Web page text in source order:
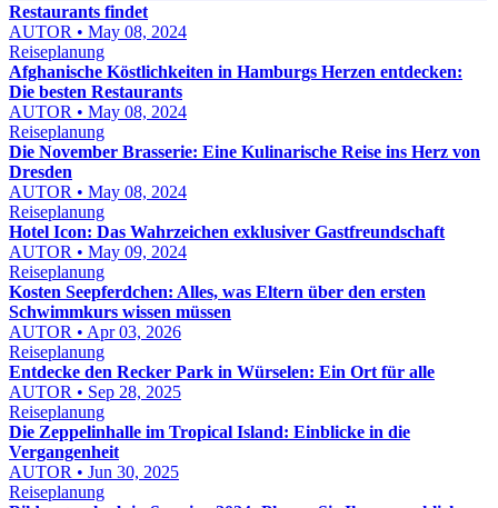
Restaurants findet
AUTOR • May 08, 2024
Reiseplanung
Afghanische Köstlichkeiten in Hamburgs Herzen entdecken:
Die besten Restaurants
AUTOR • May 08, 2024
Reiseplanung
Die November Brasserie: Eine Kulinarische Reise ins Herz von
Dresden
AUTOR • May 08, 2024
Reiseplanung
Hotel Icon: Das Wahrzeichen exklusiver Gastfreundschaft
AUTOR • May 09, 2024
Reiseplanung
Kosten Seepferdchen: Alles, was Eltern über den ersten
Schwimmkurs wissen müssen
AUTOR • Apr 03, 2026
Reiseplanung
Entdecke den Recker Park in Würselen: Ein Ort für alle
AUTOR • Sep 28, 2025
Reiseplanung
Die Zeppelinhalle im Tropical Island: Einblicke in die
Vergangenheit
AUTOR • Jun 30, 2025
Reiseplanung